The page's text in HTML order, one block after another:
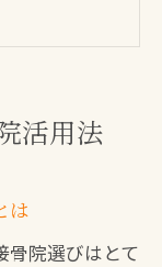
しく選ぶコ
ポイント
にケア
魅力
改善の関
活用法
は
骨院選びはとて